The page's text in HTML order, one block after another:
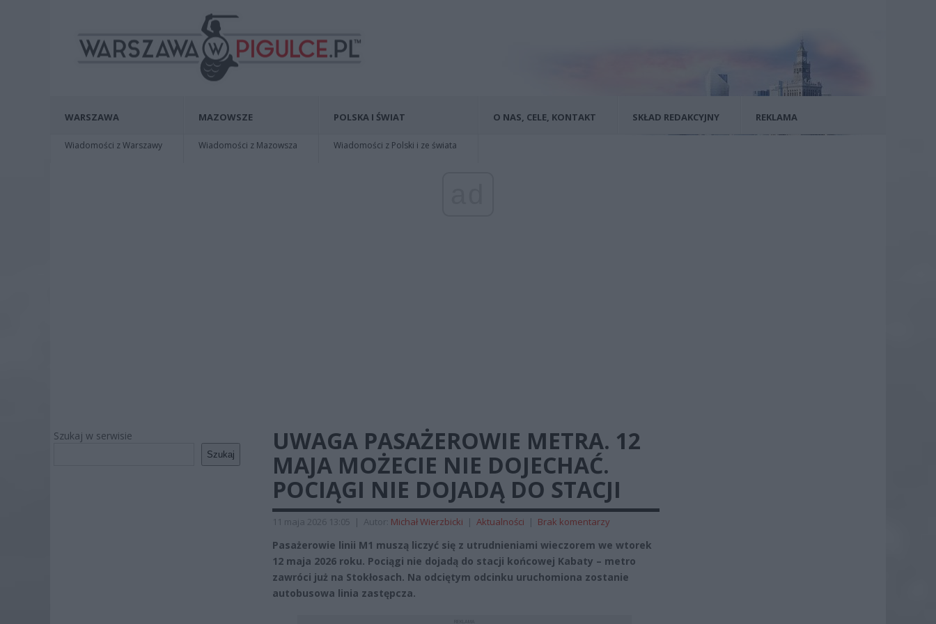
WARSZAWA
Wiadomości z Warszawy
MAZOWSZE
Wiadomości z Mazowsza
POLSKA I ŚWIAT
Wiadomości z Polski i ze świata
O NAS, CELE, KONTAKT SKŁAD REDAKCYJNY REKLAMA
Szukaj w serwisie
Szukaj
UWAGA PASAŻEROWIE METRA. 12
MAJA MOŻECIE NIE DOJECHAĆ.
POCIĄGI NIE DOJADĄ DO STACJI
11 maja 2026 13:05 | Autor: Michał Wierzbicki | Aktualności | Brak komentarzy
Pasażerowie linii M1 muszą liczyć się z utrudnieniami wieczorem we wtorek
12 maja 2026 roku. Pociągi nie dojadą do stacji końcowej Kabaty – metro
zawróci już na Stokłosach. Na odciętym odcinku uruchomiona zostanie
autobusowa linia zastępcza.